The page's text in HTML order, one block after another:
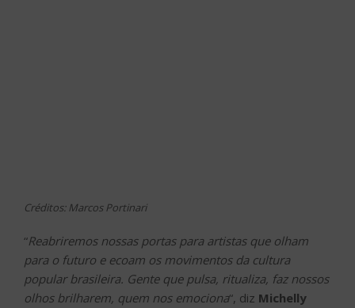
Créditos: Marcos Portinari
“Reabriremos nossas portas para artistas que olham
para o futuro e ecoam os movimentos da cultura
popular brasileira. Gente que pulsa, ritualiza, faz nossos
olhos brilharem, quem nos emociona“, diz Michelly